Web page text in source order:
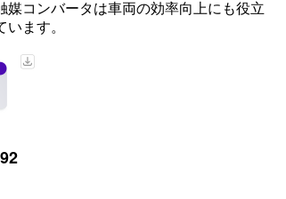
コンバータは車両の効率向上にも役立
います。